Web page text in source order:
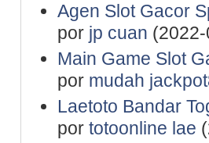
Agen Slot Gacor
por jp cuan
Main Game Slot
por mudah
Laetoto Bandar
por totoonline lae